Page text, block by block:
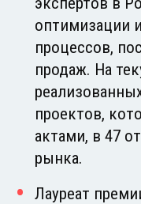
оптимизации
процессов,
продаж. На
проектов,
актами, в 47
рынка.
Лауреат